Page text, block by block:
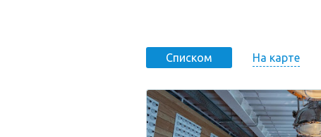
Списком На карте